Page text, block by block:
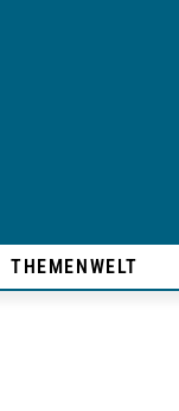
THEMENWELT